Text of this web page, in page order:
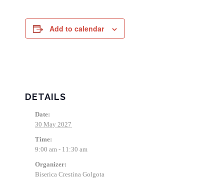
Add to calendar
DETAILS
Date:
30 May 2027
Time:
9:00 am - 11:30 am
Organizer:
Biserica Crestina Golgota